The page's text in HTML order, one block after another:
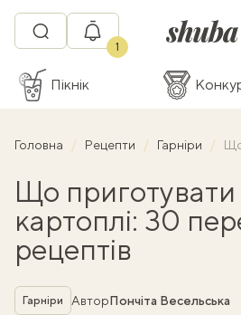
1
Пікнік
Головна Рецепти Гарніри Що
Що приготувати
картоплі: 30
рецептів
Рубрика
Гарніри АвторПончіта Весельська